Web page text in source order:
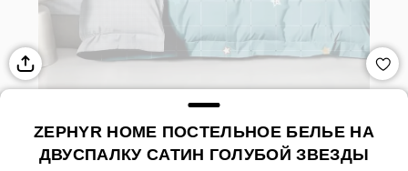
ZEPHYR HOME ПОСТЕЛЬНОЕ БЕЛЬЕ НА
ДВУСПАЛКУ САТИН ГОЛУБОЙ ЗВЕЗДЫ